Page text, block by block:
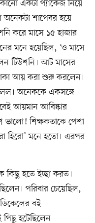
একটা প্যাকেজ নিয়ে
শাপেবর হয়ে
করে মাসে ১৫ হাজার
মনে হয়েছিল, ‘ও মাসে
টিউশনি। আট মাসের
আয় করা শুরু করলেন।
অনেককে একসঙ্গে
আয়মান আবিষ্কার
ভালো! শিক্ষকতাকে পেশা
হিরো’ মনে হতো। এরপর
কিছু হতে ইচ্ছা করত।
পরিবার চেয়েছিল,
বই
পিছু হটেছিলেন